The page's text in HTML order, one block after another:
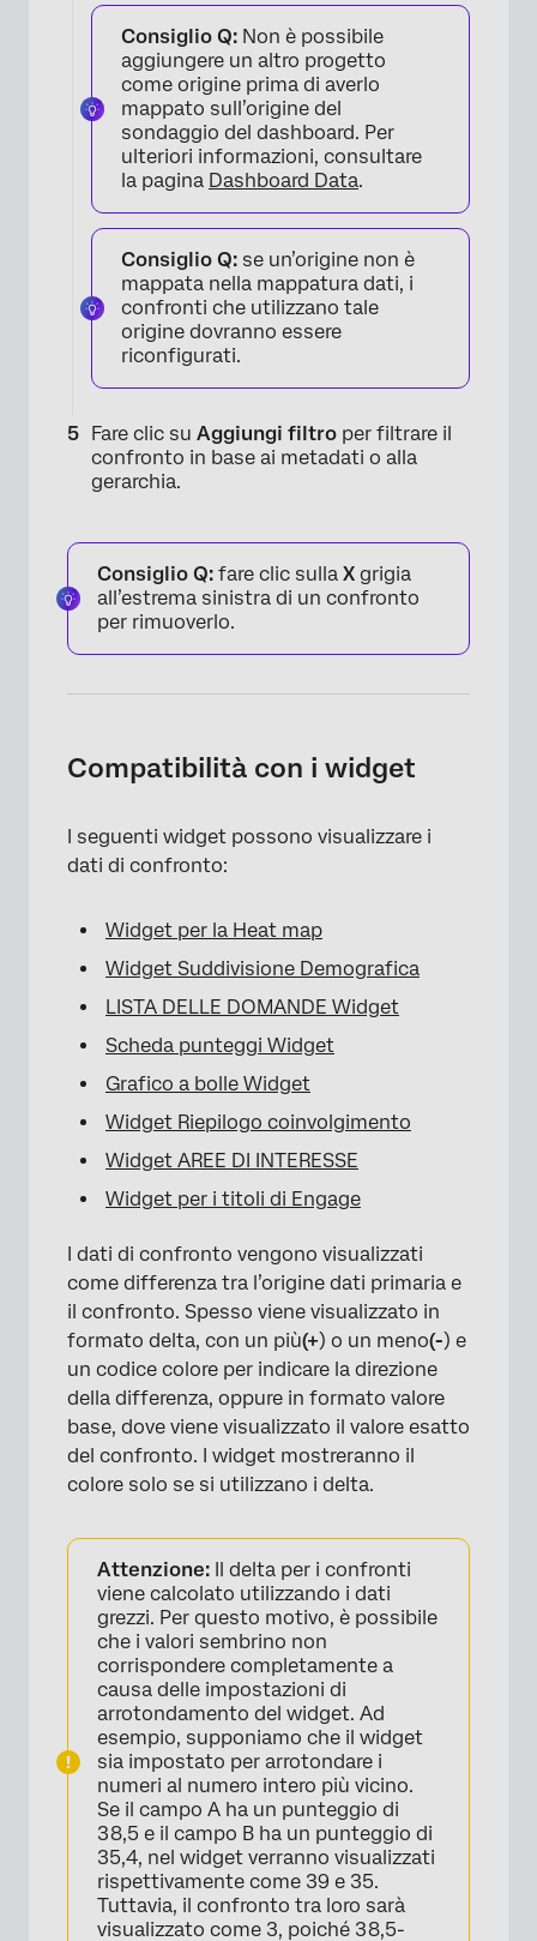
Consiglio Q: Non è possibile
aggiungere un altro progetto
come origine prima di averlo
mappato sull’origine del
sondaggio del dashboard. Per
ulteriori informazioni, consultare
la pagina Dashboard Data.
Consiglio Q: se un’origine non è
mappata nella mappatura dati, i
confronti che utilizzano tale
origine dovranno essere
riconfigurati.
Fare clic su Aggiungi filtro per filtrare il
confronto in base ai metadati o alla
gerarchia.
Consiglio Q: fare clic sulla X grigia
all’estrema sinistra di un confronto
per rimuoverlo.
Compatibilità con i widget
I seguenti widget possono visualizzare i
dati di confronto:
Widget per la Heat map
Widget Suddivisione Demografica
LISTA DELLE DOMANDE Widget
Scheda punteggi Widget
Grafico a bolle Widget
Widget Riepilogo coinvolgimento
Widget AREE DI INTERESSE
Widget per i titoli di Engage
I dati di confronto vengono visualizzati
come differenza tra l’origine dati primaria e
il confronto. Spesso viene visualizzato in
formato delta, con un più(+) o un meno(-) e
un codice colore per indicare la direzione
della differenza, oppure in formato valore
base, dove viene visualizzato il valore esatto
del confronto. I widget mostreranno il
colore solo se si utilizzano i delta.
Attenzione: Il delta per i confronti
viene calcolato utilizzando i dati
grezzi. Per questo motivo, è possibile
che i valori sembrino non
corrispondere completamente a
causa delle impostazioni di
arrotondamento del widget. Ad
esempio, supponiamo che il widget
sia impostato per arrotondare i
numeri al numero intero più vicino.
Se il campo A ha un punteggio di
38,5 e il campo B ha un punteggio di
35,4, nel widget verranno visualizzati
rispettivamente come 39 e 35.
Tuttavia, il confronto tra loro sarà
visualizzato come 3, poiché 38,5-